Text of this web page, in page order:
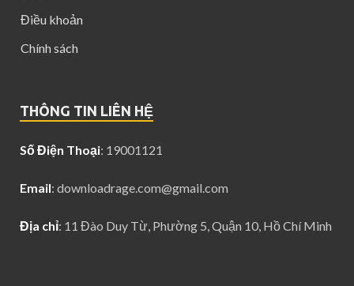
Điều khoản
Chính sách
THÔNG TIN LIÊN HỆ
Số Điện Thoại: 19001121
Email: downloadrage.com@gmail.com
Địa chỉ: 11 Đào Duy Từ, Phường 5, Quận 10, Hồ Chí Minh